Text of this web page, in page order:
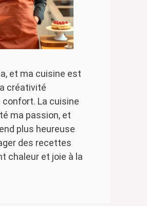
et ma cuisine est
créativité
confort. La cuisine
ma passion, et
plus heureuse
des recettes
chaleur et joie à la